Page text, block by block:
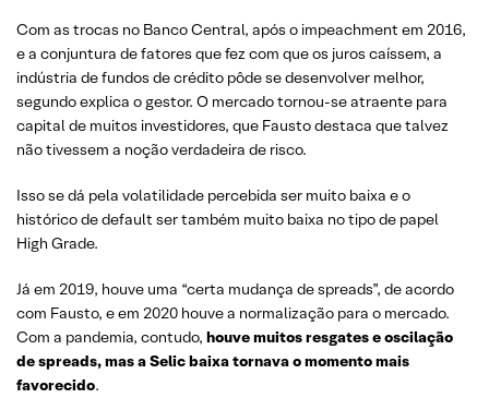
Com as trocas no Banco Central, após o impeachment em 2016,
e a conjuntura de fatores que fez com que os juros caíssem, a
indústria de fundos de crédito pôde se desenvolver melhor,
segundo explica o gestor. O mercado tornou-se atraente para
capital de muitos investidores, que Fausto destaca que talvez
não tivessem a noção verdadeira de risco.
Isso se dá pela volatilidade percebida ser muito baixa e o
histórico de default ser também muito baixa no tipo de papel
High Grade.
Já em 2019, houve uma “certa mudança de spreads”, de acordo
com Fausto, e em 2020 houve a normalização para o mercado.
Com a pandemia, contudo, houve muitos resgates e oscilação
de spreads, mas a Selic baixa tornava o momento mais
favorecido.